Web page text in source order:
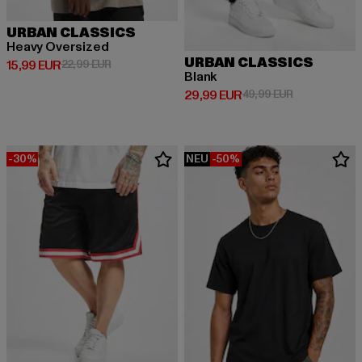
URBAN CLASSICS
Heavy Oversized
15,99 EUR
Derzeitiger Preis: 15,99 EUR
22,99 EURAktionspreis: 22,99 EURURBAN CLASSICS
Blank
29,99 EUR
Derzeitiger Preis: 29,99 EUR
49,99 EURAktionspreis:
-30% NEU -50%